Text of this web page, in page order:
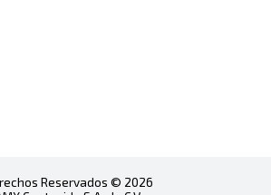
Reservados © 2026